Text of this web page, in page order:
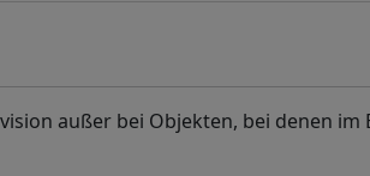
außer bei Objekten, bei denen